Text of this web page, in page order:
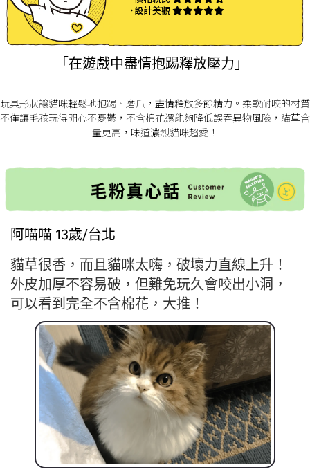
˙設計美觀
「在遊戲中盡情抱踢釋放壓力」
玩具形狀讓貓咪輕鬆地抱踢、磨爪，盡情釋放多餘精力。柔軟耐咬的材質
不僅讓毛孩玩得開心不憂鬱，不含棉花還能夠降低誤吞異物風險，貓草含
量更高，味道濃烈貓咪超愛！
阿喵喵 13歲/台北
貓草很香，而且貓咪太嗨，破壞力直線上升！
外皮加厚不容易破，但難免玩久會咬出小洞，
可以看到完全不含棉花，大推！